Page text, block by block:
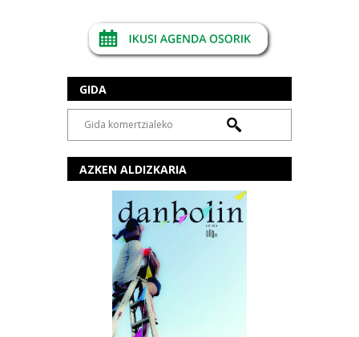
GIDA
AZKEN ALDIZKARIA